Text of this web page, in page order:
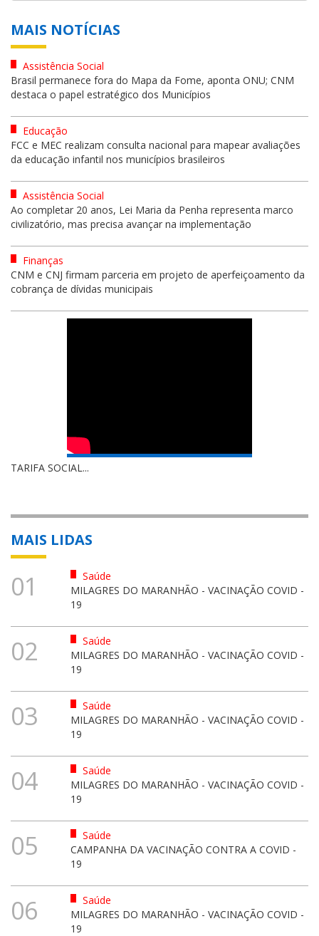
MAIS NOTÍCIAS
Assistência Social
Brasil permanece fora do Mapa da Fome, aponta ONU; CNM
destaca o papel estratégico dos Municípios
Educação
FCC e MEC realizam consulta nacional para mapear avaliações
da educação infantil nos municípios brasileiros
Assistência Social
Ao completar 20 anos, Lei Maria da Penha representa marco
civilizatório, mas precisa avançar na implementação
Finanças
CNM e CNJ firmam parceria em projeto de aperfeiçoamento da
cobrança de dívidas municipais
TARIFA SOCIAL...
MAIS LIDAS
01
Saúde
MILAGRES DO MARANHÃO - VACINAÇÃO COVID -
19
02
Saúde
MILAGRES DO MARANHÃO - VACINAÇÃO COVID -
19
03
Saúde
MILAGRES DO MARANHÃO - VACINAÇÃO COVID -
19
04
Saúde
MILAGRES DO MARANHÃO - VACINAÇÃO COVID -
19
05
Saúde
CAMPANHA DA VACINAÇÃO CONTRA A COVID -
19
06
Saúde
MILAGRES DO MARANHÃO - VACINAÇÃO COVID -
19